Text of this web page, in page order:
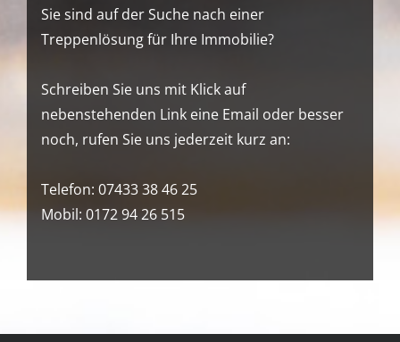
Sie sind auf der Suche nach einer
Treppenlösung für Ihre Immobilie?
Schreiben Sie uns mit Klick auf
nebenstehenden Link eine Email oder besser
noch, rufen Sie uns jederzeit kurz an:
Telefon: 07433 38 46 25
Mobil: 0172 94 26 515